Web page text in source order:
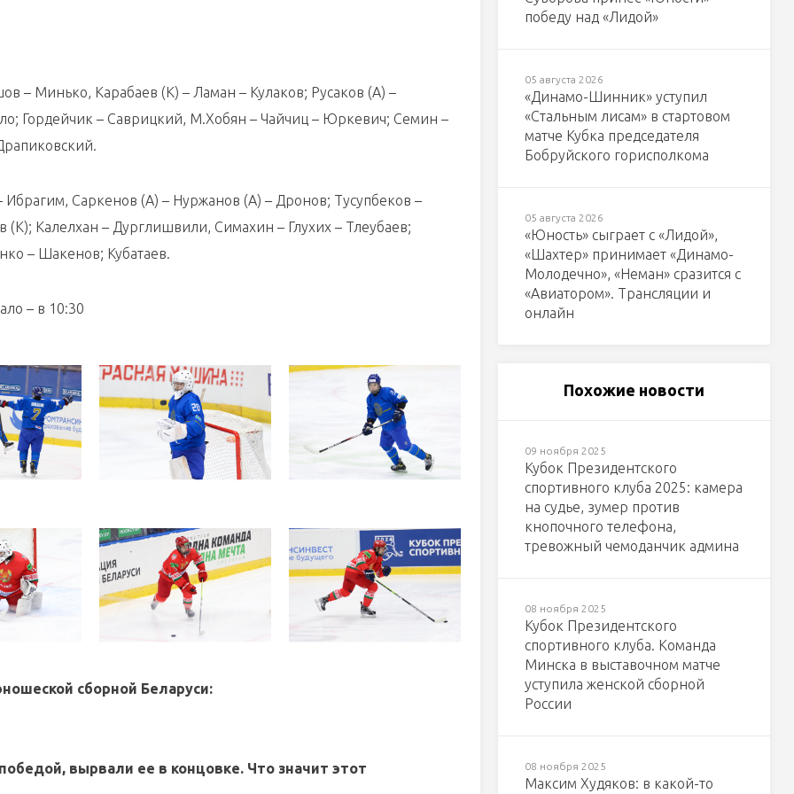
– Минько, Карабаев (К) – Ламан – Кулаков; Русаков (А) –
Гордейчик – Саврицкий, М.Хобян – Чайчиц – Юркевич; Семин –
Саркенов (А) – Нуржанов (А) – Дронов; Тусупбеков –
Калелхан – Дурглишвили, Симахин – Глухих – Тлеубаев;
– Шакенов; Кубатаев.
– в 10:30
сборной Беларуси:
вырвали ее в концовке. Что значит этот
победу над «Лидой»
05 августа 2026
«Динамо-Шинник» уступил
«Стальным лисам» в стартовом
матче Кубка председателя
Бобруйского горисполкома
05 августа 2026
«Юность» сыграет с «Лидой»,
«Шахтер» принимает «Динамо-
Молодечно», «Неман» сразится с
«Авиатором». Трансляции и
онлайн
Похожие новости
09 ноября 2025
Кубок Президентского
спортивного клуба 2025: камера
на судье, зумер против
кнопочного телефона,
тревожный чемоданчик админа
08 ноября 2025
Кубок Президентского
спортивного клуба. Команда
Минска в выставочном матче
уступила женской сборной
России
08 ноября 2025
Максим Худяков: в какой-то